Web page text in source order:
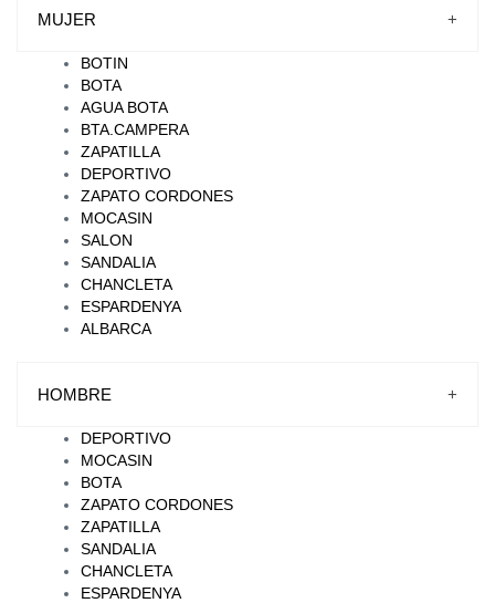
MUJER +
BOTIN
BOTA
AGUA BOTA
BTA.CAMPERA
ZAPATILLA
DEPORTIVO
ZAPATO CORDONES
MOCASIN
SALON
SANDALIA
CHANCLETA
ESPARDENYA
ALBARCA
HOMBRE +
DEPORTIVO
MOCASIN
BOTA
ZAPATO CORDONES
ZAPATILLA
SANDALIA
CHANCLETA
ESPARDENYA